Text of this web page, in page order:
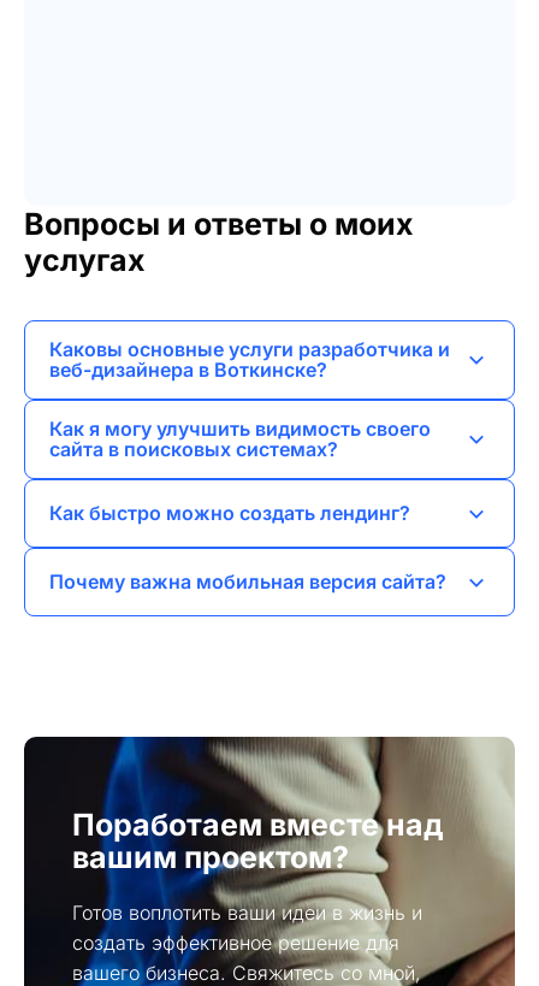
Вопросы и ответы о моих
услугах
Каковы основные услуги разработчика и
веб-дизайнера в Воткинске?
лендингов, сайтов-визиток, корпоративных
Как я могу улучшить видимость своего
сайта в поисковых системах?
включает оптимизацию контента, технические
настройки и наращивание ссылочной массы.
Как быстро можно создать лендинг?
недель в зависимости от сложности и
требований клиента.
Почему важна мобильная версия сайта?
Поработаем вместе над
вашим проектом?
Готов воплотить ваши идеи в жизнь и
создать эффективное решение для
вашего бизнеса. Свяжитесь со мной,